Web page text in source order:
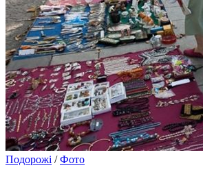
Подорожі /Фото